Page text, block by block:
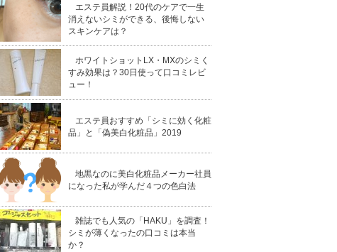
エステ員解説！20代のケアで一生
消えないシミができる、後悔しない
スキンケアは？
ホワイトショットLX・MXのシミく
すみ効果は？30日使って口コミレビ
ュー！
エステ員おすすめ「シミに効く化粧
品」と「偽美白化粧品」2019
地黒なのに美白化粧品メーカー社員
になった私が学んだ４つの色白法
雑誌でも人気の「HAKU」を調査！
シミが薄くなったの口コミは本当
か？